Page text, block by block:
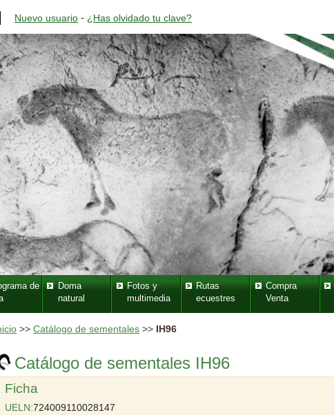
Nuevo usuario - ¿Has olvidado tu clave?
de
Doma
natural
Fotos y
multimedia
Rutas
ecuestres
Compra
Venta
>>Catálogo de sementales >> IH96
Catálogo de sementales IH96
Ficha
UELN:724009110028147